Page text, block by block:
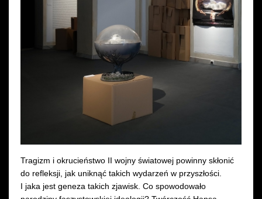
Wynajem kostiumów
Wynajem rekwizytów
Tragizm i okrucieństwo II wojny światowej powinny skłonić
do refleksji, jak uniknąć takich wydarzeń w przyszłości.
I jaka jest geneza takich zjawisk. Co spowodowało